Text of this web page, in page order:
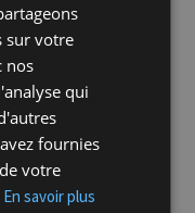
sur votre
nos
qui
fournies
votre
En savoir plus